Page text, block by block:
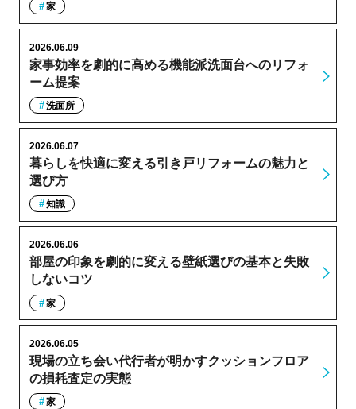
家
家事効率を劇的に高める機能派洗面台へのリフォ
ーム提案
2026.06.09
洗面所
暮らしを快適に変える引き戸リフォームの魅力と
選び方
2026.06.07
知識
部屋の印象を劇的に変える壁紙選びの基本と失敗
しないコツ
2026.06.06
家
現場の立ち会い代行者が明かすクッションフロア
の損耗査定の実態
2026.06.05
家